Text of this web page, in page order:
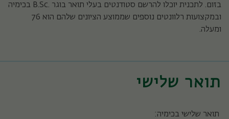
בזום. לתכנית יוכלו להרשם סטודנטים בעלי תואר בוגר .B.Sc בכימיה
ובמקצועות רלוונטים נוספים שממוצע הציונים שלהם הוא 76
ומעלה.
תואר שלישי
תואר שלישי בכימיה: